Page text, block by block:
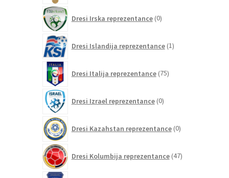
Dresi Irska reprezentance 0izdelkov
Dresi Islandija reprezentance 1izdelek
Dresi Italija reprezentance 75izdelkov
Dresi Izrael reprezentance 0izdelkov
Dresi Kazahstan reprezentance 0izdelkov
Dresi Kolumbija reprezentance 47izdelkov